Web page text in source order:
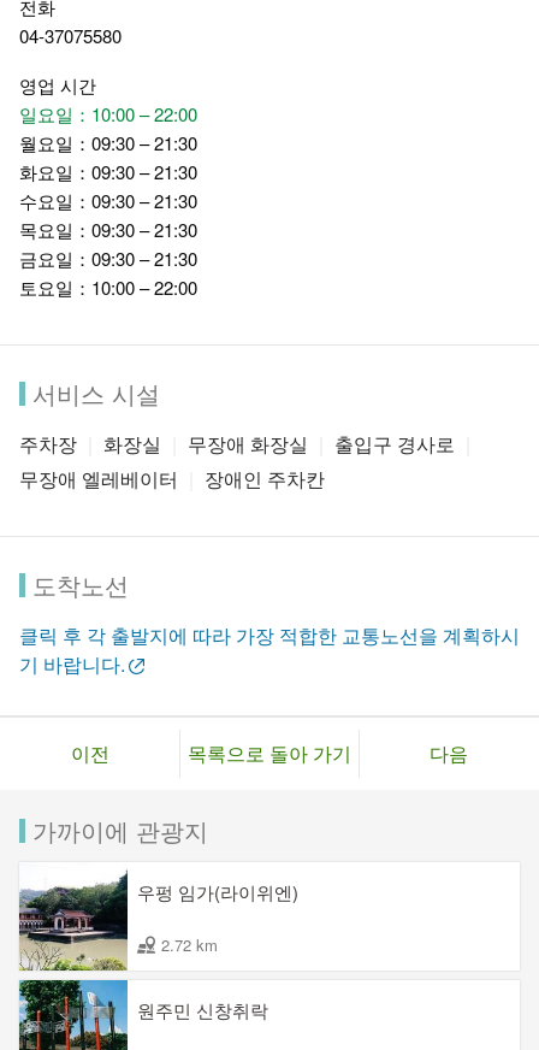
전화
04-37075580
영업 시간
일요일：10:00 – 22:00
월요일：09:30 – 21:30
화요일：09:30 – 21:30
수요일：09:30 – 21:30
목요일：09:30 – 21:30
금요일：09:30 – 21:30
토요일：10:00 – 22:00
서비스 시설
주차장 화장실 무장애 화장실
출입구 경사로
무장애 엘레베이터
장애인 주차칸
도착노선
클릭 후 각 출발지에 따라 가장 적합한 교통노선을 계획하시
기 바랍니다.
이전 목록으로 돌아 가기 다음
가까이에 관광지
우펑 임가(라이위엔)
2.72 km
원주민 신창취락